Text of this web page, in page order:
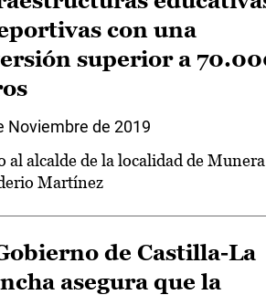
con una
superior a
Noviembre de 2019
al alcalde de la localidad de
Martínez
de Castilla-La
asegura que la